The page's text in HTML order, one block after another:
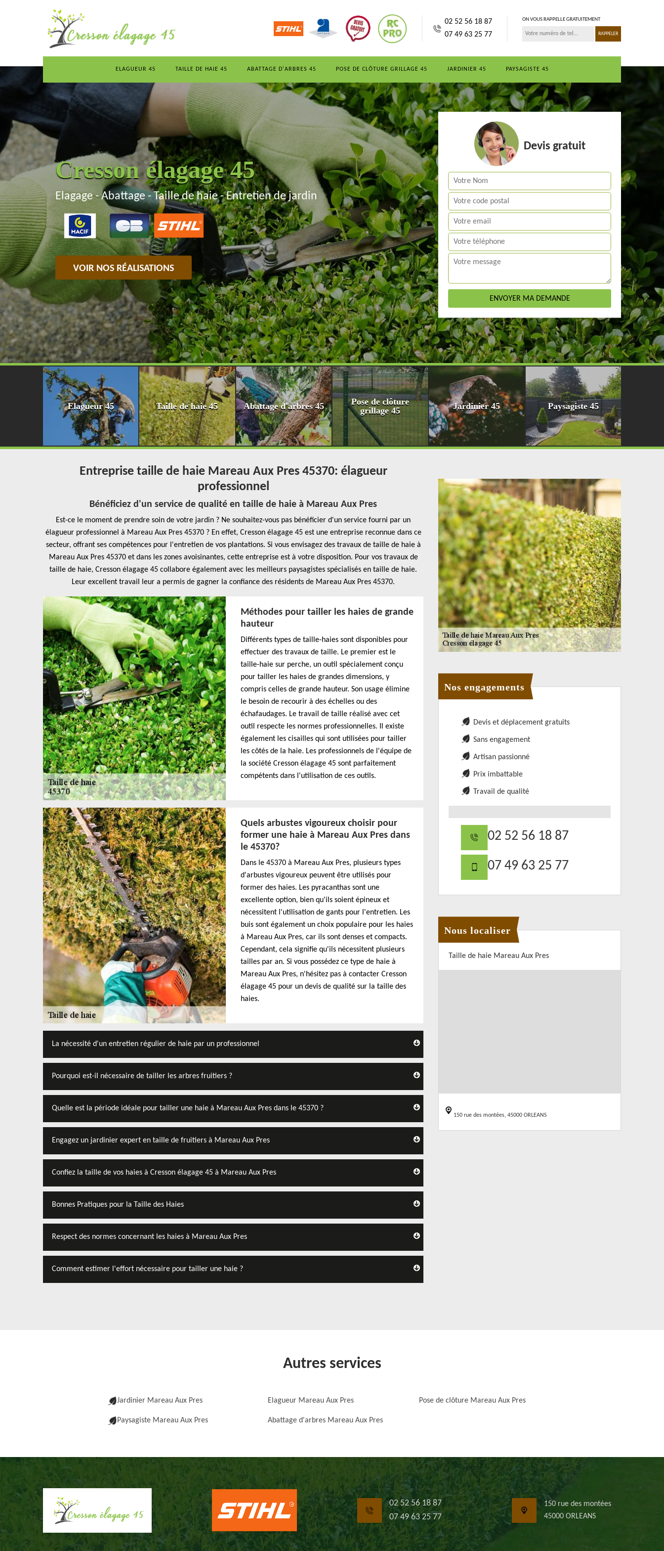
02 52 56 18 87
07 49 63 25 77
ON VOUS RAPPELLE GRATUITEMENT
ELAGUEUR 45 TAILLE DE HAIE 45 ABATTAGE D'ARBRES 45 POSE DE CLÔTURE GRILLAGE 45 JARDINIER 45 PAYSAGISTE 45
Cresson élagage 45
Elagage - Abattage - Taille de haie - Entretien de jardin
VOIR NOS RÉALISATIONS
Devis gratuit
Elagueur 45 Taille de haie 45 Abattage d'arbres 45
Pose de clôture
grillage 45
Jardinier 45 Paysagiste 45
Entreprise taille de haie Mareau Aux Pres 45370: élagueur
professionnel
Bénéficiez d'un service de qualité en taille de haie à Mareau Aux Pres
Est-ce le moment de prendre soin de votre jardin ? Ne souhaitez-vous pas bénéficier d'un service fourni par un
élagueur professionnel à Mareau Aux Pres 45370 ? En effet, Cresson élagage 45 est une entreprise reconnue dans ce
secteur, offrant ses compétences pour l'entretien de vos plantations. Si vous envisagez des travaux de taille de haie à
Mareau Aux Pres 45370 et dans les zones avoisinantes, cette entreprise est à votre disposition. Pour vos travaux de
taille de haie, Cresson élagage 45 collabore également avec les meilleurs paysagistes spécialisés en taille de haie.
Leur excellent travail leur a permis de gagner la confiance des résidents de Mareau Aux Pres 45370.
Méthodes pour tailler les haies de grande
hauteur
Différents types de taille-haies sont disponibles pour
effectuer des travaux de taille. Le premier est le
taille-haie sur perche, un outil spécialement conçu
pour tailler les haies de grandes dimensions, y
compris celles de grande hauteur. Son usage élimine
le besoin de recourir à des échelles ou des
échafaudages. Le travail de taille réalisé avec cet
outil respecte les normes professionnelles. Il existe
également les cisailles qui sont utilisées pour tailler
les côtés de la haie. Les professionnels de l'équipe de
la société Cresson élagage 45 sont parfaitement
compétents dans l'utilisation de ces outils.
Quels arbustes vigoureux choisir pour
former une haie à Mareau Aux Pres dans
le 45370?
Dans le 45370 à Mareau Aux Pres, plusieurs types
d'arbustes vigoureux peuvent être utilisés pour
former des haies. Les pyracanthas sont une
excellente option, bien qu'ils soient épineux et
nécessitent l'utilisation de gants pour l'entretien. Les
buis sont également un choix populaire pour les haies
à Mareau Aux Pres, car ils sont denses et compacts.
Cependant, cela signifie qu'ils nécessitent plusieurs
tailles par an. Si vous possédez ce type de haie à
Mareau Aux Pres, n'hésitez pas à contacter Cresson
élagage 45 pour un devis de qualité sur la taille des
haies.
La nécessité d'un entretien régulier de haie par un professionnel
Pourquoi est-il nécessaire de tailler les arbres fruitiers ?
Quelle est la période idéale pour tailler une haie à Mareau Aux Pres dans le 45370 ?
Engagez un jardinier expert en taille de fruitiers à Mareau Aux Pres
Confiez la taille de vos haies à Cresson élagage 45 à Mareau Aux Pres
Bonnes Pratiques pour la Taille des Haies
Respect des normes concernant les haies à Mareau Aux Pres
Comment estimer l'effort nécessaire pour tailler une haie ?
Nos engagements
Devis et déplacement gratuits
Sans engagement
Artisan passionné
Prix imbattable
Travail de qualité
02 52 56 18 87
07 49 63 25 77
Nous localiser
Taille de haie Mareau Aux Pres
150 rue des montées, 45000 ORLEANS
Autres services
Jardinier Mareau Aux Pres
Paysagiste Mareau Aux Pres
Elagueur Mareau Aux Pres
Abattage d'arbres Mareau Aux Pres
Pose de clôture Mareau Aux Pres
02 52 56 18 87
07 49 63 25 77
150 rue des montées
45000 ORLEANS